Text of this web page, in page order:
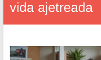
vida ajetreada